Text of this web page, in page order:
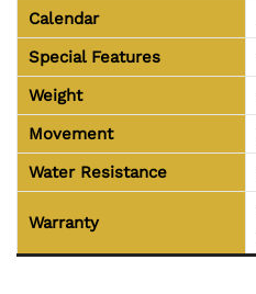
Calendar
Special Features
Weight
Movement
Water Resistance
Warranty